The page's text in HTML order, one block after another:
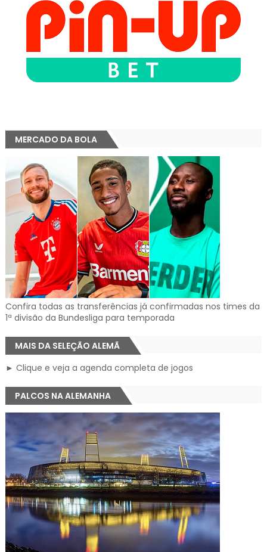
MERCADO DA BOLA
Confira todas as transferências já confirmadas nos times da
1ª divisão da Bundesliga para temporada
MAIS DA SELEÇÃO ALEMÃ
► Clique e veja a agenda completa de jogos
PALCOS NA ALEMANHA